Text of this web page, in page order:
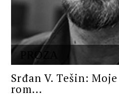
PROZA
Srđan V. Tešin:
rom...